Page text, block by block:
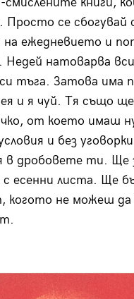
Просто се сбогувай
на ежедневието и
натоварва
тъга. Затова има
и я чуй. Тя също
от което имаш
и без
в дробовете ти. Ще
есенни листа. Ще
когото не можеш